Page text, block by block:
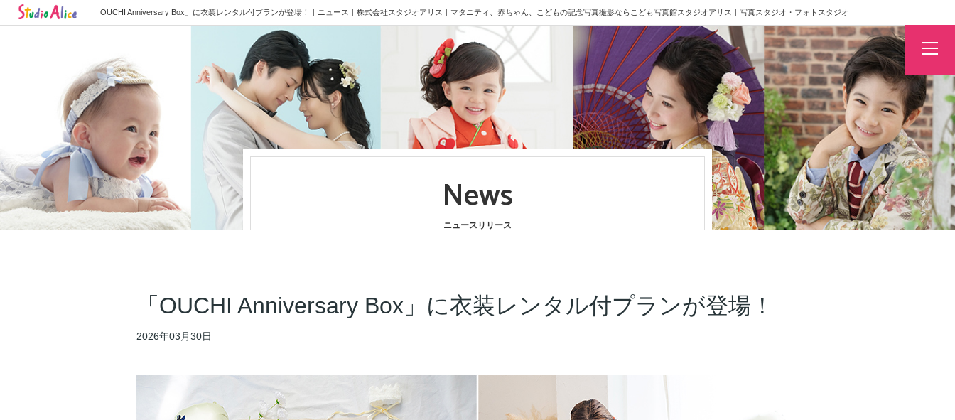
「OUCHI Anniversary Box」に衣装レンタル付プランが登場！｜ニュース｜株式会社スタジオアリス｜マタニティ、赤ちゃん、こどもの記念写真撮影ならこども写真館スタジオアリス｜写真スタジオ・フォトスタジオ
News
ニュースリリース
「OUCHI Anniversary Box」に衣装レンタル付プランが登場！
2026年03月30日